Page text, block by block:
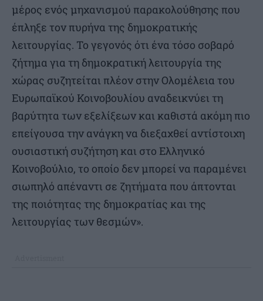
μέρος ενός μηχανισμού παρακολούθησης που
έπληξε τον πυρήνα της δημοκρατικής
λειτουργίας. Το γεγονός ότι ένα τόσο σοβαρό
ζήτημα για τη δημοκρατική λειτουργία της
χώρας συζητείται πλέον στην Ολομέλεια του
Ευρωπαϊκού Κοινοβουλίου αναδεικνύει τη
βαρύτητα των εξελίξεων και καθιστά ακόμη πιο
επείγουσα την ανάγκη να διεξαχθεί αντίστοιχη
ουσιαστική συζήτηση και στο Ελληνικό
Κοινοβούλιο, το οποίο δεν μπορεί να παραμένει
σιωπηλό απέναντι σε ζητήματα που άπτονται
της ποιότητας της δημοκρατίας και της
λειτουργίας των θεσμών».